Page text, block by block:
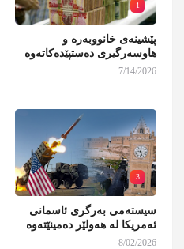
1
پێشینەی خانووبەرە و
هاوسەرگیری دەستپێدەکاتەوە
7/14/2026
3
سیستەمی بەرگری ئاسمانی
ئەمریکا لە هەولێر دەمینێتەوە
8/02/2026